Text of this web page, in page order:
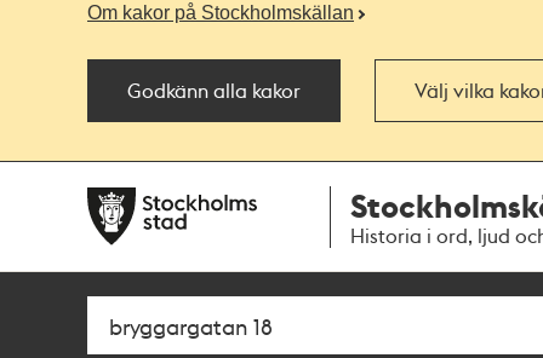
Om kakor på Stockholmskällan
Godkänn alla kakor Välj vilka
navigationen
huvudinnehållet
Historia i ord, ljud
Sök